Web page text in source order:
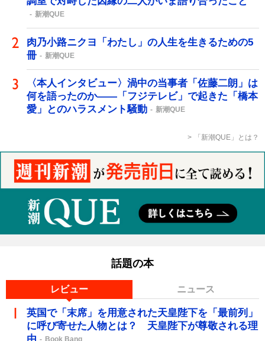
新潮QUE
肉乃小路ニクヨ「わたし」の人生を生きるための5
冊
新潮QUE
〈本人インタビュー〉渦中の当事者「佐藤二朗」は
何を語ったのか――「フジテレビ」で起きた「橋本
愛」とのハラスメント騒動
新潮QUE
「新潮QUE」とは？
話題の本
レビュー ニュース
英国で「末席」を用意された天皇陛下を「最前列」
に呼び寄せた人物とは？ 天皇陛下が尊敬される理
Book Bang